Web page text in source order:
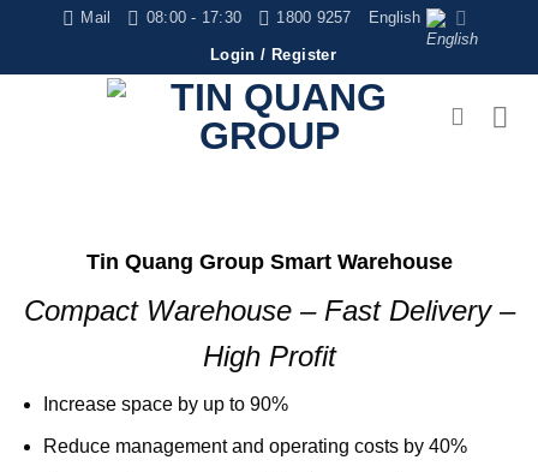
content
Mail 08:00 - 17:30 1800 9257 English
Login / Register
Tin Quang Group Smart Warehouse
Compact Warehouse – Fast Delivery –
High Profit
Increase space by up to 90%
Reduce management and operating costs by 40%